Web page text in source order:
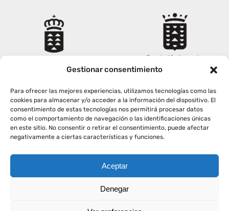
Gestionar consentimiento
Para ofrecer las mejores experiencias, utilizamos tecnologías como las
cookies para almacenar y/o acceder a la información del dispositivo. El
consentimiento de estas tecnologías nos permitirá procesar datos
como el comportamiento de navegación o las identificaciones únicas
en este sitio. No consentir o retirar el consentimiento, puede afectar
negativamente a ciertas características y funciones.
Aceptar
Denegar